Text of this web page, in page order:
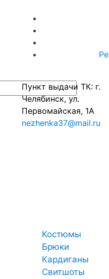
Пункт выдачи ТК: г.
Челябинск, ул.
Первомайская, 1А
nezhenka37@mail.ru
Костюмы
Брюки
Кардиганы
Свитшоты